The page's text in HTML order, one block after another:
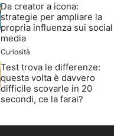
Da creator a icona:
strategie per ampliare la
propria influenza sui social
media
Curiosità
Test trova le differenze:
questa volta è davvero
difficile scovarle in 20
secondi, ce la farai?